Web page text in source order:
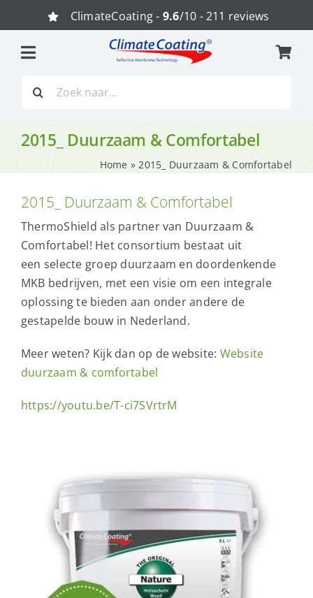
naar
inhoud
ClimateCoating - 9.6/10 - 211 reviews
naar:
2015_ Duurzaam & Comfortabel
Home » 2015_ Duurzaam & Comfortabel
2015_ Duurzaam & Comfortabel
ThermoShield als partner van Duurzaam &
Comfortabel! Het consortium bestaat uit
een selecte groep duurzaam en doordenkende
MKB bedrijven, met een visie om een integrale
oplossing te bieden aan onder andere de
gestapelde bouw in Nederland.
Meer weten? Kijk dan op de website: Website
duurzaam & comfortabel
https://youtu.be/T-ci7SVrtrM